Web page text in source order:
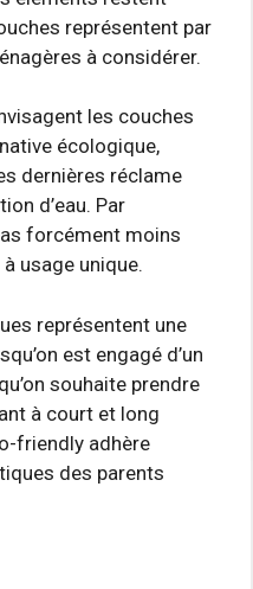
représentent par
à considérer.
les couches
écologique,
dernières réclame
d’eau. Par
forcément moins
usage unique.
représentent une
est engagé d’un
souhaite prendre
à court et long
friendly adhère
des parents